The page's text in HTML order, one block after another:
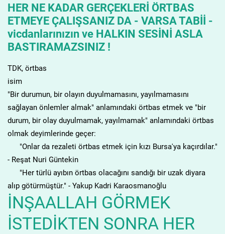
HER NE KADAR GERÇEKLERİ ÖRTBAS
ETMEYE ÇALIŞSANIZ DA - VARSA TABİİ -
vicdanlarınızın ve HALKIN SESİNİ ASLA
BASTIRAMAZSINIZ !
TDK, örtbas
isim
"Bir durumun, bir olayın duyulmamasını, yayılmamasını
sağlayan önlemler almak" anlamındaki örtbas etmek ve "bir
durum, bir olay duyulmamak, yayılmamak" anlamındaki örtbas
olmak deyimlerinde geçer:
"Onlar da rezaleti örtbas etmek için kızı Bursa'ya kaçırdılar."
- Reşat Nuri Güntekin
"Her türlü ayıbın örtbas olacağını sandığı bir uzak diyara
alıp götürmüştür." - Yakup Kadri Karaosmanoğlu
İNŞAALLAH GÖRMEK
İSTEDİKTEN SONRA HER